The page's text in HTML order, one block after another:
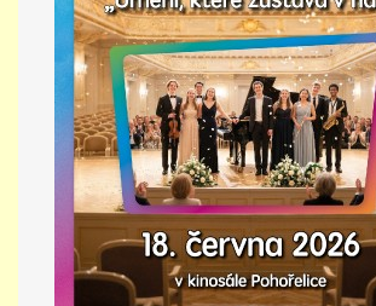
DOTACE
GDPR
ZUŠ Pohořelice
Školní 462